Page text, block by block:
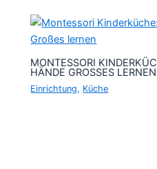
MONTESSORI
HÄNDE GROSSES LERNEN
Einrichtung, Küche